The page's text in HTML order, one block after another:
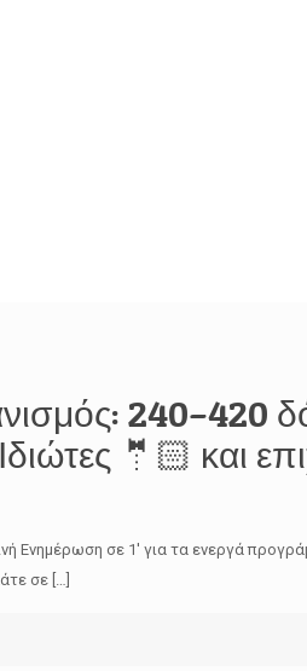
240–420
🤵🏻 και
σε 1′ για τα ενεργά
σε[…]